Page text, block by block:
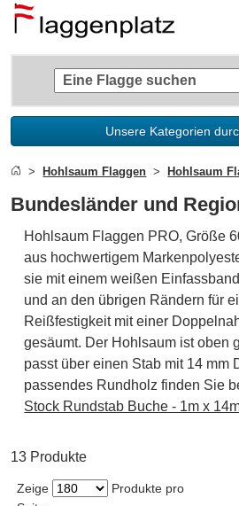
Unsere Kategorien
Hohlsaum Flaggen Hohlsaum
Bundesländer und
Hohlsaum Flaggen PRO, Größe
aus hochwertigem
sie mit einem weißen
und an den übrigen Rändern für
Reißfestigkeit mit einer
gesäumt. Der Hohlsaum ist oben
passt über einen Stab mit 14 mm
passendes Rundholz finden Sie
Stock Rundstab Buche - 1m x
13 Produkte
Zeige
Produkte pro